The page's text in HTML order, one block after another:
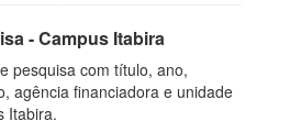
- Campus Itabira
pesquisa com título, ano,
agência financiadora e unidade
Itabira.